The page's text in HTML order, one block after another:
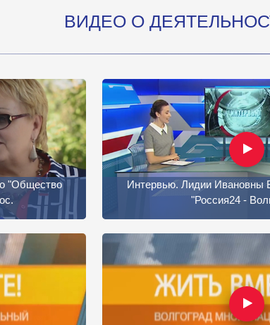
ВИДЕО О
"Общество
Интервью. Лидии Ивановны
"Россия24 -